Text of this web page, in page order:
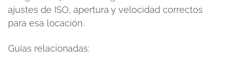
ajustes de ISO, apertura y velocidad correctos
para esa locación.
Guías relacionadas: